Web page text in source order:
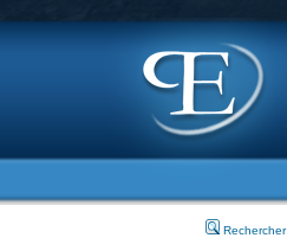
Rechercher